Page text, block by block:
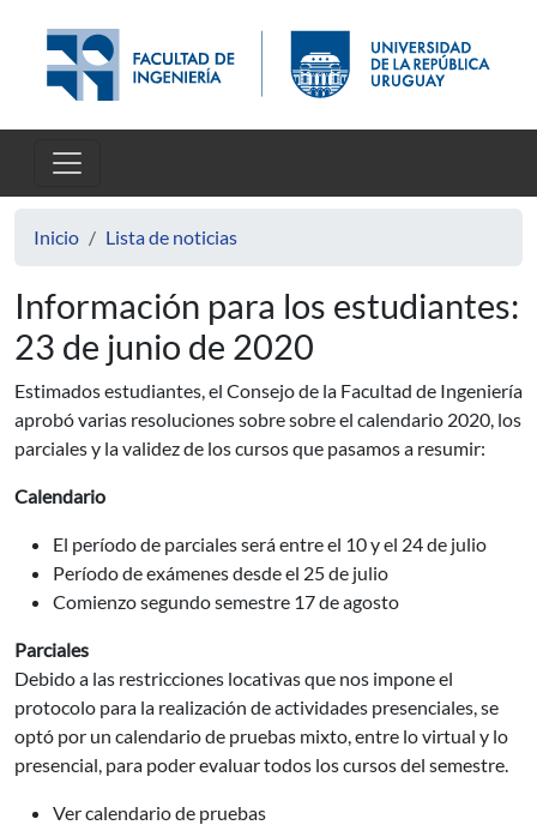
Inicio Lista de noticias
Información para los estudiantes:
23 de junio de 2020
Estimados estudiantes, el Consejo de la Facultad de Ingeniería
aprobó varias resoluciones sobre sobre el calendario 2020, los
parciales y la validez de los cursos que pasamos a resumir:
Calendario
El período de parciales será entre el 10 y el 24 de julio
Período de exámenes desde el 25 de julio
Comienzo segundo semestre 17 de agosto
Parciales
Debido a las restricciones locativas que nos impone el
protocolo para la realización de actividades presenciales, se
optó por un calendario de pruebas mixto, entre lo virtual y lo
presencial, para poder evaluar todos los cursos del semestre.
Ver calendario de pruebas